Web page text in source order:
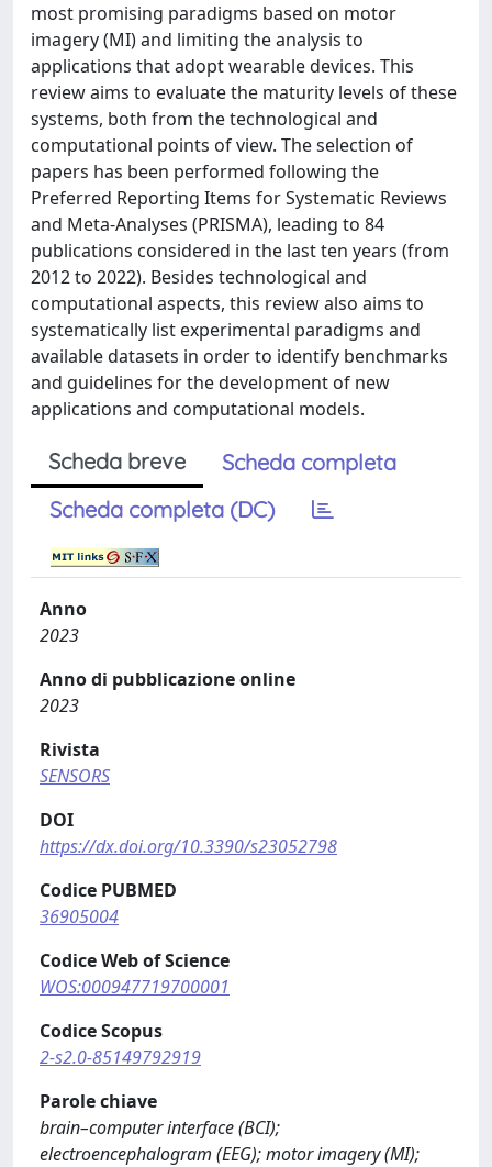
most promising paradigms based on motor
imagery (MI) and limiting the analysis to
applications that adopt wearable devices. This
review aims to evaluate the maturity levels of these
systems, both from the technological and
computational points of view. The selection of
papers has been performed following the
Preferred Reporting Items for Systematic Reviews
and Meta-Analyses (PRISMA), leading to 84
publications considered in the last ten years (from
2012 to 2022). Besides technological and
computational aspects, this review also aims to
systematically list experimental paradigms and
available datasets in order to identify benchmarks
and guidelines for the development of new
applications and computational models.
Scheda breve
Scheda completa
Scheda completa (DC)
Anno
2023
Anno di pubblicazione online
2023
Rivista
SENSORS
DOI
https://dx.doi.org/10.3390/s23052798
Codice PUBMED
36905004
Codice Web of Science
WOS:000947719700001
Codice Scopus
2-s2.0-85149792919
Parole chiave
brain–computer interface (BCI);
electroencephalogram (EEG); motor imagery (MI);